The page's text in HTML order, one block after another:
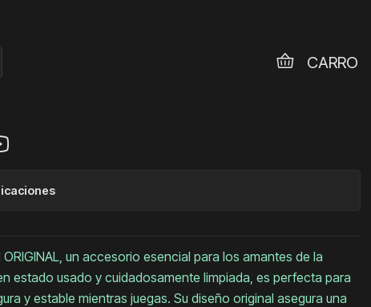
CARRO
ORIGINAL
AGREGAR AL CARRO
ORIGINAL, un accesorio esencial para los amantes de la
estado usado y cuidadosamente limpiada, es perfecta para
y estable mientras juegas. Su diseño original asegura una